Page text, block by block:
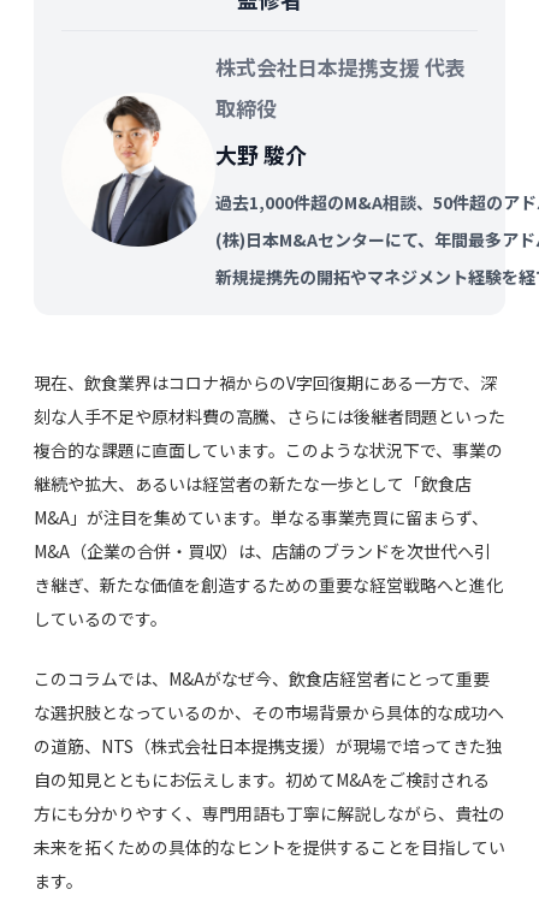
株式会社日本提携支援 代表
取締役
大野 駿介
過去1,000件超のM&A相談、50件超のア
(株)日本M&Aセンターにて、年間最多ア
新規提携先の開拓やマネジメント経験を
現在、飲食業界はコロナ禍からのV字回復期にある一方で、深
刻な人手不足や原材料費の高騰、さらには後継者問題といった
複合的な課題に直面しています。このような状況下で、事業の
継続や拡大、あるいは経営者の新たな一歩として「飲食店
M&A」が注目を集めています。単なる事業売買に留まらず、
M&A（企業の合併・買収）は、店舗のブランドを次世代へ引
き継ぎ、新たな価値を創造するための重要な経営戦略へと進化
しているのです。
このコラムでは、M&Aがなぜ今、飲食店経営者にとって重要
な選択肢となっているのか、その市場背景から具体的な成功へ
の道筋、NTS（株式会社日本提携支援）が現場で培ってきた独
自の知見とともにお伝えします。初めてM&Aをご検討される
方にも分かりやすく、専門用語も丁寧に解説しながら、貴社の
未来を拓くための具体的なヒントを提供することを目指してい
ます。